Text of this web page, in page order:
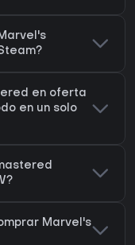
en oferta
en un solo
Marvel's